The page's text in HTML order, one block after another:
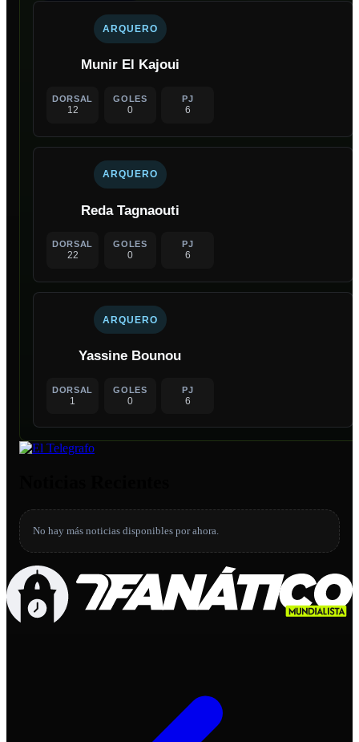
ARQUERO
Munir El Kajoui
DORSAL
12
GOLES
0
PJ
6
ARQUERO
Reda Tagnaouti
DORSAL
22
GOLES
0
PJ
6
ARQUERO
Yassine Bounou
DORSAL
1
GOLES
0
PJ
6
No hay más noticias disponibles por ahora.